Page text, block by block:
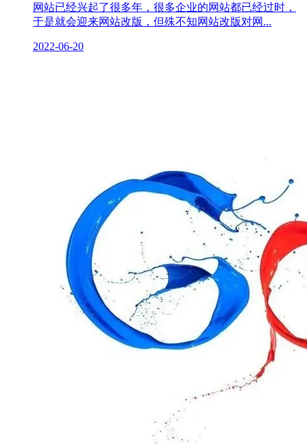
网站已经兴起了很多年，很多企业的网站都已经过时，
于是就会迎来网站改版，但殊不知网站改版对网...
2022-06-20